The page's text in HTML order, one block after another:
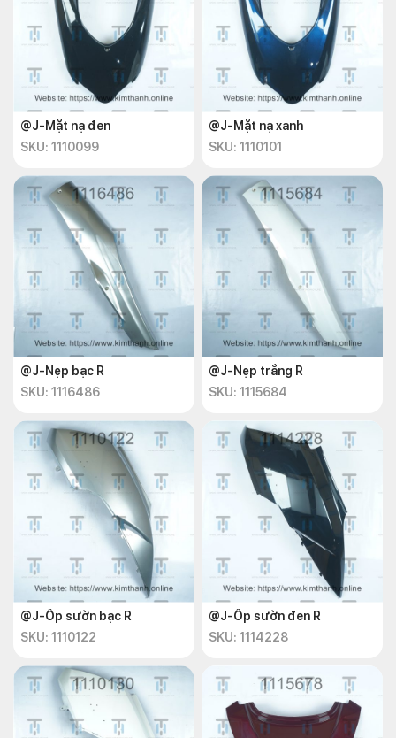
@J-Mặt nạ đen
SKU: 1110099
@J-Mặt nạ xanh
SKU: 1110101
@J-Nẹp bạc R
SKU: 1116486
@J-Nẹp trắng R
SKU: 1115684
@J-Ốp sườn bạc R
SKU: 1110122
@J-Ốp sườn đen R
SKU: 1114228